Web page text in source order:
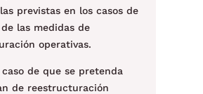
previstas en los casos de
las medidas de
operativas.
caso de que se pretenda
de reestructuración